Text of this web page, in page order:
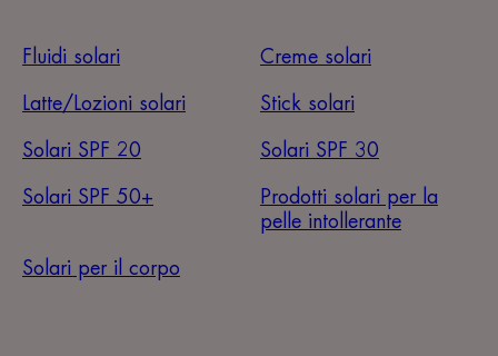
Fluidi solari Creme solari
Latte/Lozioni solari Stick solari
Solari SPF 20 Solari SPF 30
Solari SPF 50+
Prodotti solari per la
pelle intollerante
Solari per il corpo